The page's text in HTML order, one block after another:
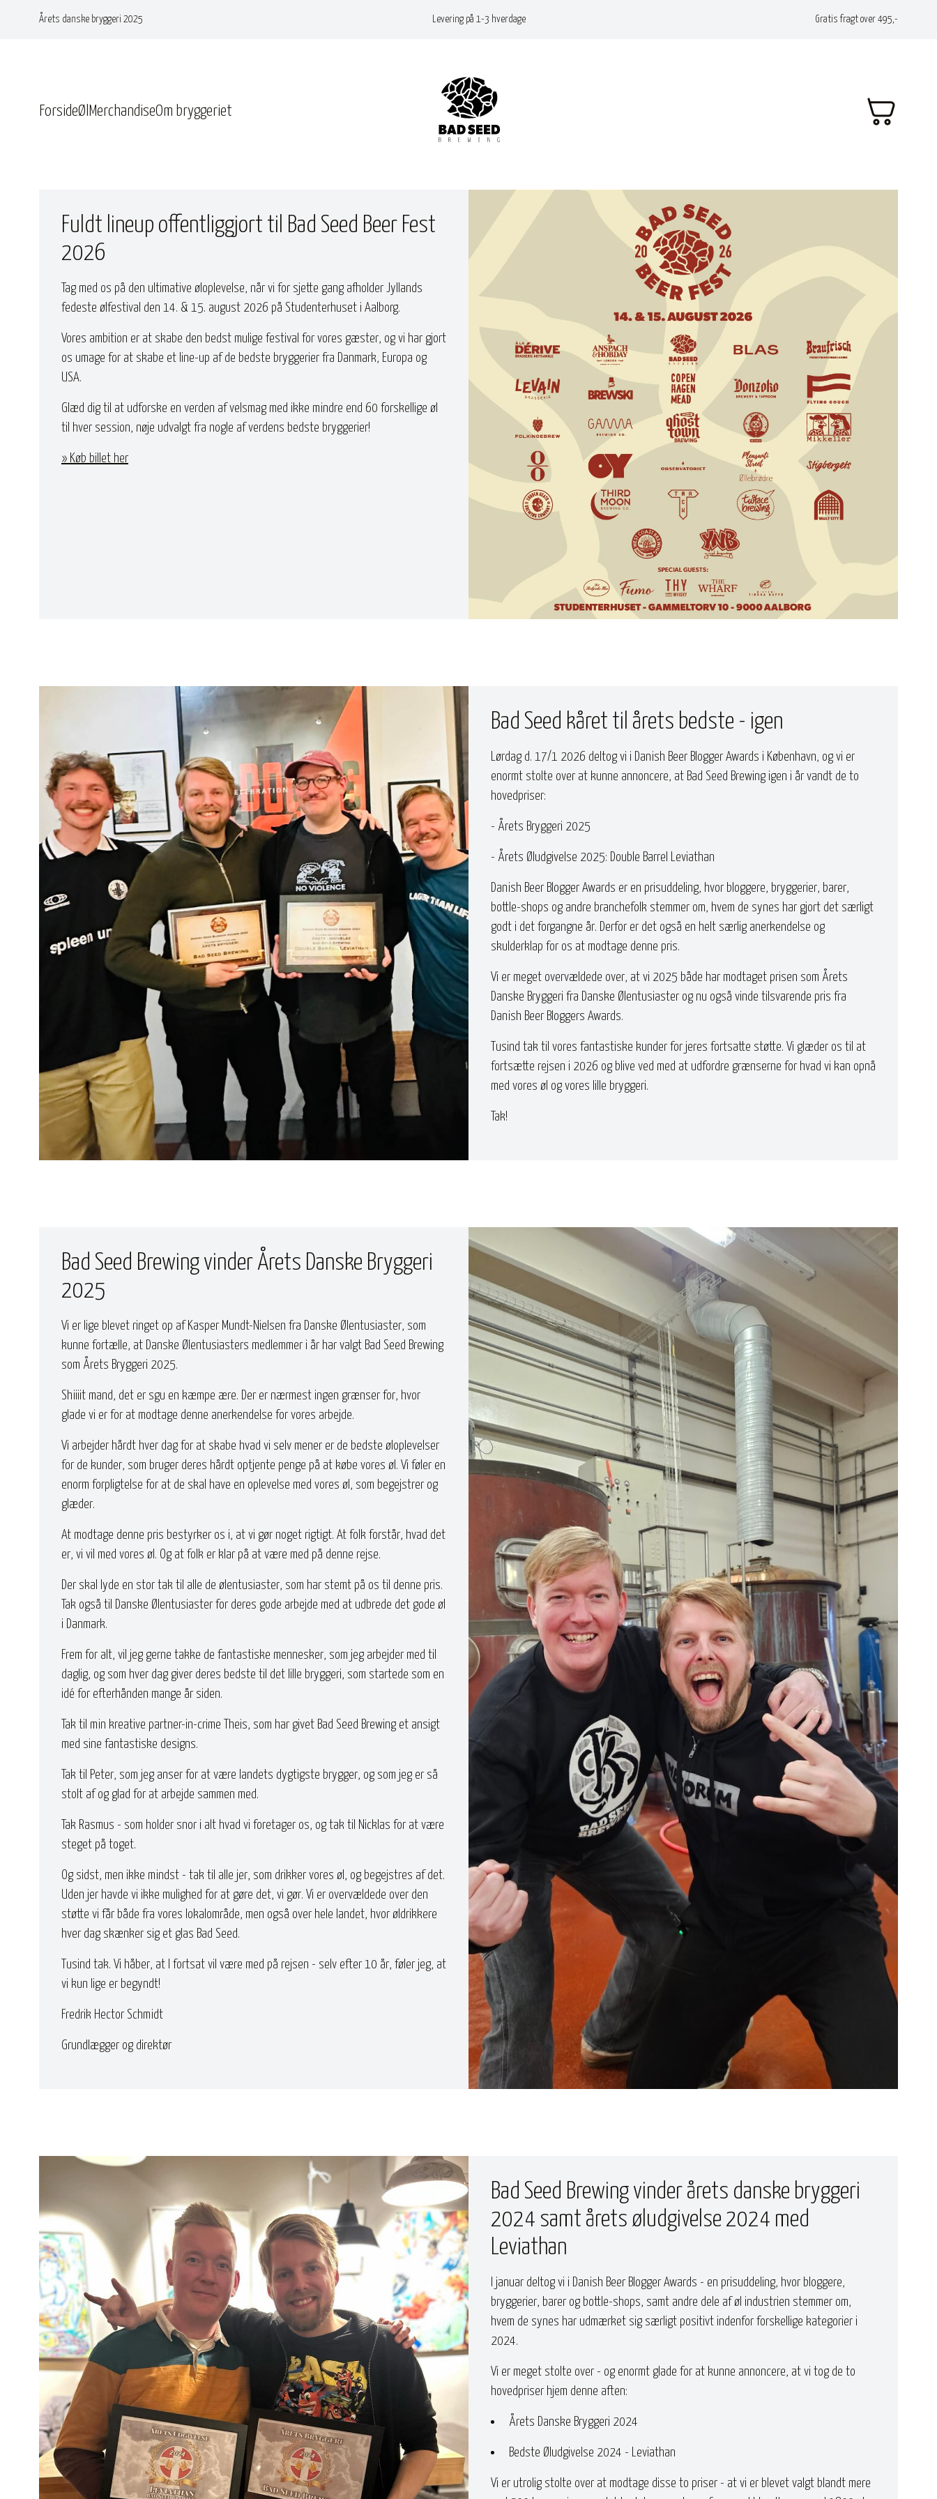
Årets danske bryggeri 2025 Levering på 1-3 hverdage Gratis fragt over 495,-
ForsideØl MerchandiseOm bryggeriet
Fuldt lineup offentliggjort til Bad Seed Beer Fest
2026
Tag med os på den ultimative øloplevelse, når vi for sjette gang afholder Jyllands
fedeste ølfestival den 14. & 15. august 2026 på Studenterhuset i Aalborg.
Vores ambition er at skabe den bedst mulige festival for vores gæster, og vi har gjort
os umage for at skabe et line-up af de bedste bryggerier fra Danmark, Europa og
USA.
Glæd dig til at udforske en verden af velsmag med ikke mindre end 60 forskellige øl
til hver session, nøje udvalgt fra nogle af verdens bedste bryggerier!
» Køb billet her
Bad Seed kåret til årets bedste - igen
Lørdag d. 17/1 2026 deltog vi i Danish Beer Blogger Awards i København, og vi er
enormt stolte over at kunne annoncere, at Bad Seed Brewing igen i år vandt de to
hovedpriser:
- Årets Bryggeri 2025
- Årets Øludgivelse 2025: Double Barrel Leviathan
Danish Beer Blogger Awards er en prisuddeling, hvor bloggere, bryggerier, barer,
bottle-shops og andre branchefolk stemmer om, hvem de synes har gjort det særligt
godt i det forgangne år. Derfor er det også en helt særlig anerkendelse og
skulderklap for os at modtage denne pris.
Vi er meget overvældede over, at vi 2025 både har modtaget prisen som Årets
Danske Bryggeri fra Danske Ølentusiaster og nu også vinde tilsvarende pris fra
Danish Beer Bloggers Awards.
Tusind tak til vores fantastiske kunder for jeres fortsatte støtte. Vi glæder os til at
fortsætte rejsen i 2026 og blive ved med at udfordre grænserne for hvad vi kan opnå
med vores øl og vores lille bryggeri.
Tak!
Bad Seed Brewing vinder Årets Danske Bryggeri
2025
Vi er lige blevet ringet op af Kasper Mundt-Nielsen fra Danske Ølentusiaster, som
kunne fortælle, at Danske Ølentusiasters medlemmer i år har valgt Bad Seed Brewing
som Årets Bryggeri 2025.
Shiiiit mand, det er sgu en kæmpe ære. Der er nærmest ingen grænser for, hvor
glade vi er for at modtage denne anerkendelse for vores arbejde.
Vi arbejder hårdt hver dag for at skabe hvad vi selv mener er de bedste øloplevelser
for de kunder, som bruger deres hårdt optjente penge på at købe vores øl. Vi føler en
enorm forpligtelse for at de skal have en oplevelse med vores øl, som begejstrer og
glæder.
At modtage denne pris bestyrker os i, at vi gør noget rigtigt. At folk forstår, hvad det
er, vi vil med vores øl. Og at folk er klar på at være med på denne rejse.
Der skal lyde en stor tak til alle de ølentusiaster, som har stemt på os til denne pris.
Tak også til Danske Ølentusiaster for deres gode arbejde med at udbrede det gode øl
i Danmark.
Frem for alt, vil jeg gerne takke de fantastiske mennesker, som jeg arbejder med til
daglig, og som hver dag giver deres bedste til det lille bryggeri, som startede som en
idé for efterhånden mange år siden.
Tak til min kreative partner-in-crime Theis, som har givet Bad Seed Brewing et ansigt
med sine fantastiske designs.
Tak til Peter, som jeg anser for at være landets dygtigste brygger, og som jeg er så
stolt af og glad for at arbejde sammen med.
Tak Rasmus - som holder snor i alt hvad vi foretager os, og tak til Nicklas for at være
steget på toget.
Og sidst, men ikke mindst - tak til alle jer, som drikker vores øl, og begejstres af det.
Uden jer havde vi ikke mulighed for at gøre det, vi gør. Vi er overvældede over den
støtte vi får både fra vores lokalområde, men også over hele landet, hvor øldrikkere
hver dag skænker sig et glas Bad Seed.
Tusind tak. Vi håber, at I fortsat vil være med på rejsen - selv efter 10 år, føler jeg, at
vi kun lige er begyndt!
Fredrik Hector Schmidt
Grundlægger og direktør
Bad Seed Brewing vinder årets danske bryggeri
2024 samt årets øludgivelse 2024 med
Leviathan
I januar deltog vi i Danish Beer Blogger Awards - en prisuddeling, hvor bloggere,
bryggerier, barer og bottle-shops, samt andre dele af øl industrien stemmer om,
hvem de synes har udmærket sig særligt positivt indenfor forskellige kategorier i
2024.
Vi er meget stolte over - og enormt glade for at kunne annoncere, at vi tog de to
hovedpriser hjem denne aften:
Årets Danske Bryggeri 2024
Bedste Øludgivelse 2024 - Leviathan
Vi er utrolig stolte over at modtage disse to priser - at vi er blevet valgt blandt mere